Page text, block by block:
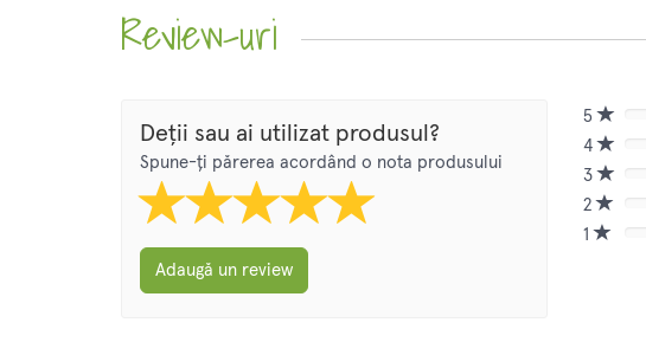
Review-uri
Deții sau ai utilizat produsul?
Spune-ți părerea acordând o nota produsului
Adaugă un review
5
4
3
2
1